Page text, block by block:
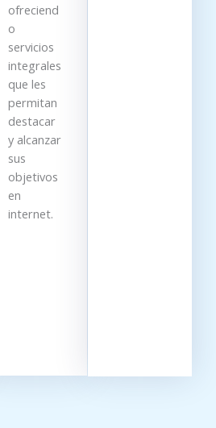
ofreciend
o
servicios
integrales
que les
permitan
destacar
y alcanzar
sus
objetivos
en
internet.